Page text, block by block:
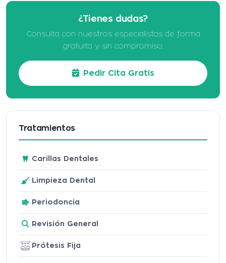
¿Tienes dudas?
Consulta con nuestros especialistas de forma
gratuita y sin compromiso.
Pedir Cita Gratis
Tratamientos
Carillas Dentales
Limpieza Dental
Periodoncia
Revisión General
Prótesis Fija